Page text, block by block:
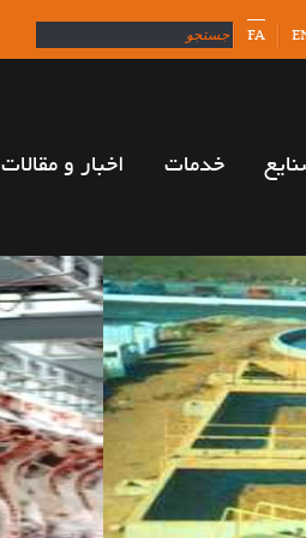
FA
خدمات اخبار و مقالات
و فاضلاب